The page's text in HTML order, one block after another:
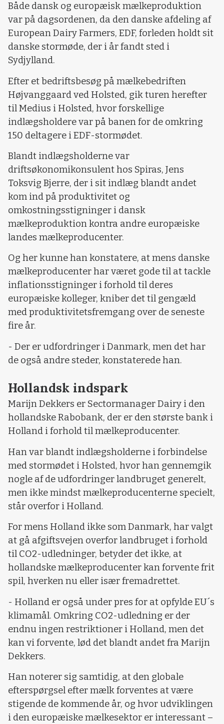
Både dansk og europæisk mælkeproduktion
var på dagsordenen, da den danske afdeling af
European Dairy Farmers, EDF, forleden holdt sit
danske stormøde, der i år fandt sted i
Sydjylland.
Efter et bedriftsbesøg på mælkebedriften
Højvanggaard ved Holsted, gik turen herefter
til Medius i Holsted, hvor forskellige
indlægsholdere var på banen for de omkring
150 deltagere i EDF-stormødet.
Blandt indlægsholderne var
driftsøkonomikonsulent hos Spiras, Jens
Toksvig Bjerre, der i sit indlæg blandt andet
kom ind på produktivitet og
omkostningsstigninger i dansk
mælkeproduktion kontra andre europæiske
landes mælkeproducenter.
Og her kunne han konstatere, at mens danske
mælkeproducenter har været gode til at tackle
inflationsstigninger i forhold til deres
europæiske kolleger, kniber det til gengæld
med produktivitetsfremgang over de seneste
fire år.
- Der er udfordringer i Danmark, men det har
de også andre steder, konstaterede han.
Hollandsk indspark
Marijn Dekkers er Sectormanager Dairy i den
hollandske Rabobank, der er den største bank i
Holland i forhold til mælkeproducenter.
Han var blandt indlægsholderne i forbindelse
med stormødet i Holsted, hvor han gennemgik
nogle af de udfordringer landbruget generelt,
men ikke mindst mælkeproducenterne specielt,
står overfor i Holland.
For mens Holland ikke som Danmark, har valgt
at gå afgiftsvejen overfor landbruget i forhold
til CO2-udledninger, betyder det ikke, at
hollandske mælkeproducenter kan forvente frit
spil, hverken nu eller især fremadrettet.
- Holland er også under pres for at opfylde EU´s
klimamål. Omkring CO2-udledning er der
endnu ingen restriktioner i Holland, men det
kan vi forvente, lød det blandt andet fra Marijn
Dekkers.
Han noterer sig samtidig, at den globale
efterspørgsel efter mælk forventes at være
stigende de kommende år, og hvor udviklingen
i den europæiske mælkesektor er interessant –